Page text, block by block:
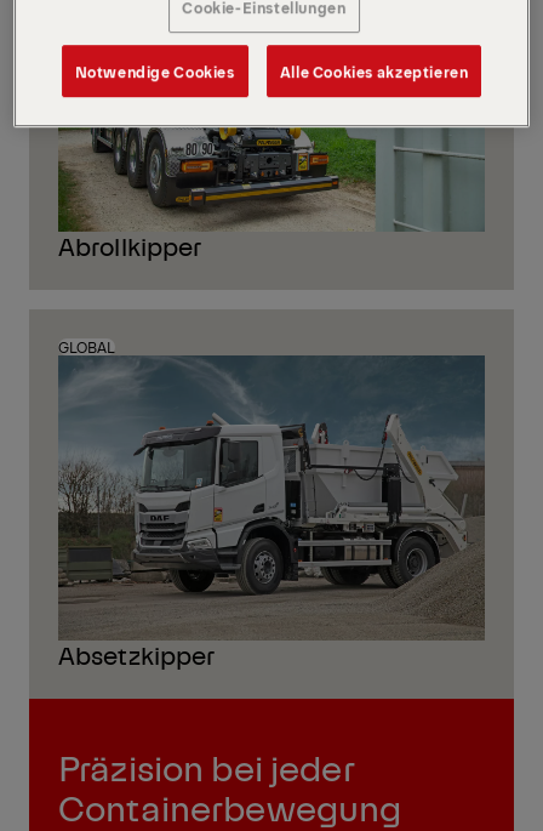
Abrollkipper
GLOBAL
Absetzkipper
Präzision bei jeder
Containerbewegung
Cookie-Einstellungen
Notwendige Cookies Alle Cookies akzeptieren